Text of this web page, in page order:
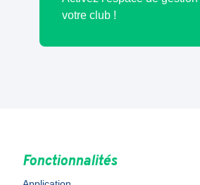
votre club !
Fonctionnalités